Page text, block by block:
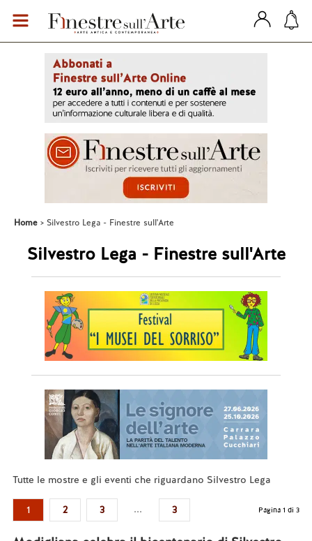
Home Silvestro Lega - Finestre sull'Arte
Silvestro Lega - Finestre sull'Arte
Tutte le mostre e gli eventi che riguardano Silvestro Lega
1 2 3 ... 3 Pagina 1 di 3